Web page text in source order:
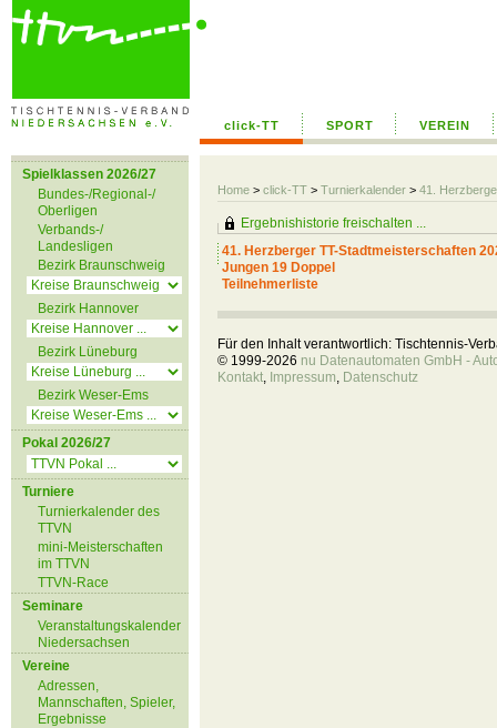
click-TT SPORT VEREIN
Home > click-TT > Turnierkalender > 41.
Spielklassen 2026/27
Bundes-/Regional-/
Oberligen
Verbands-/
Landesligen
Bezirk Braunschweig
Bezirk Hannover
Bezirk Lüneburg
Bezirk Weser-Ems
Pokal 2026/27
Turniere
Turnierkalender des
TTVN
mini-Meisterschaften
im TTVN
TTVN-Race
Seminare
Veranstaltungskalender
Niedersachsen
Vereine
Adressen,
Mannschaften, Spieler,
Ergebnisse
Ergebnishistorie freischalten ...
41. Herzberger TT-Stadtmeisterschaften
Jungen 19 Doppel
Teilnehmerliste
Für den Inhalt verantwortlich: Tischtennis-
© 1999-2026 nu Datenautomaten GmbH -
Kontakt, Impressum, Datenschutz